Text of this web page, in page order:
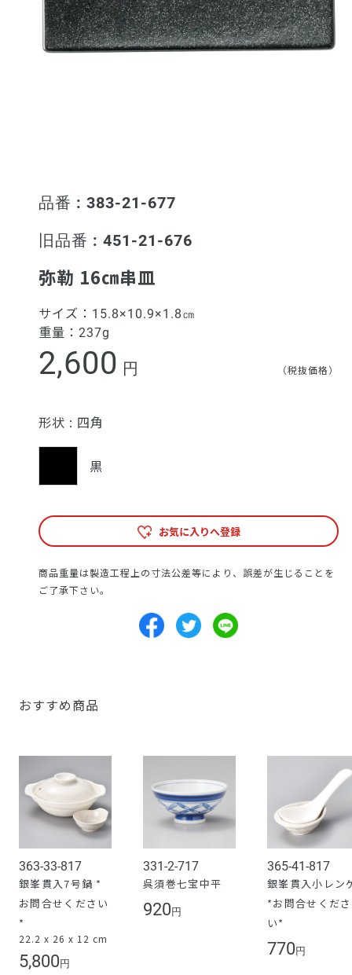
品番 : 383-21-677
旧品番 : 451-21-676
弥勒 16㎝串皿
サイズ： 15.8×10.9×1.8㎝
重量： 237g
2,600 円 （税抜価格）
形状 : 四角
黒
お気に入りへ登録
商品重量は製造工程上の寸法公差等により、誤差が生じることを
ご了承下さい。
おすすめ商品
363-33-817
銀峯貫入7号鍋 *
お問合せください
*
22.2 x 26 x 12 cm
5,800 円
331-2-717
呉須巻七宝中平
920 円
365-41-817
銀峯貫入小レン
*お問合せくださ
い*
770 円